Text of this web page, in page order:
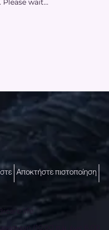
wait...
Αποκτήστε πιστοποίηση
(10:00 π.μ. έως 6:00